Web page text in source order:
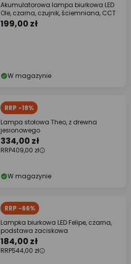
Akumulatorowa lampa biurkowa LED
Ole, czarna, czujnik, ściemniana, CCT
199,00 zł
W magazynie
RRP -18%
Lampa stołowa Theo, z drewna
jesionowego
334,00 zł
RRP409,00 zł
W magazynie
RRP -66%
Lampka biurkowa LED Felipe, czarna,
podstawa zaciskowa
184,00 zł
RRP544,00 zł